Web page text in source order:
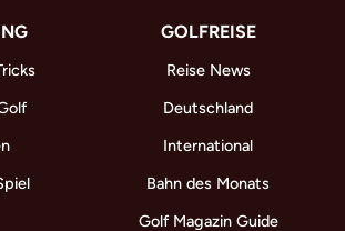
GOLFREISE
Reise News
Deutschland
International
Bahn des Monats
Golf Magazin Guide